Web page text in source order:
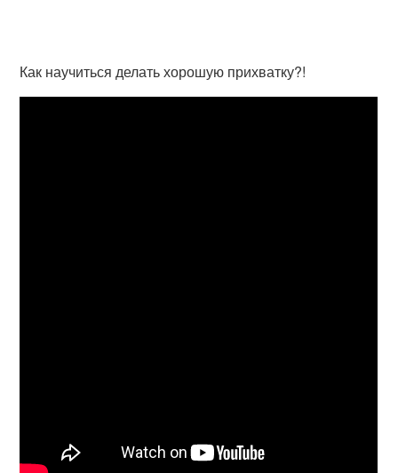
Как научиться делать хорошую прихватку?!